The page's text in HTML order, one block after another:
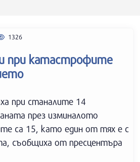
1326
при катастрофите
при станалите 14
през изминалото
са 15, като един от тях е с
съобщиха от пресцентъра